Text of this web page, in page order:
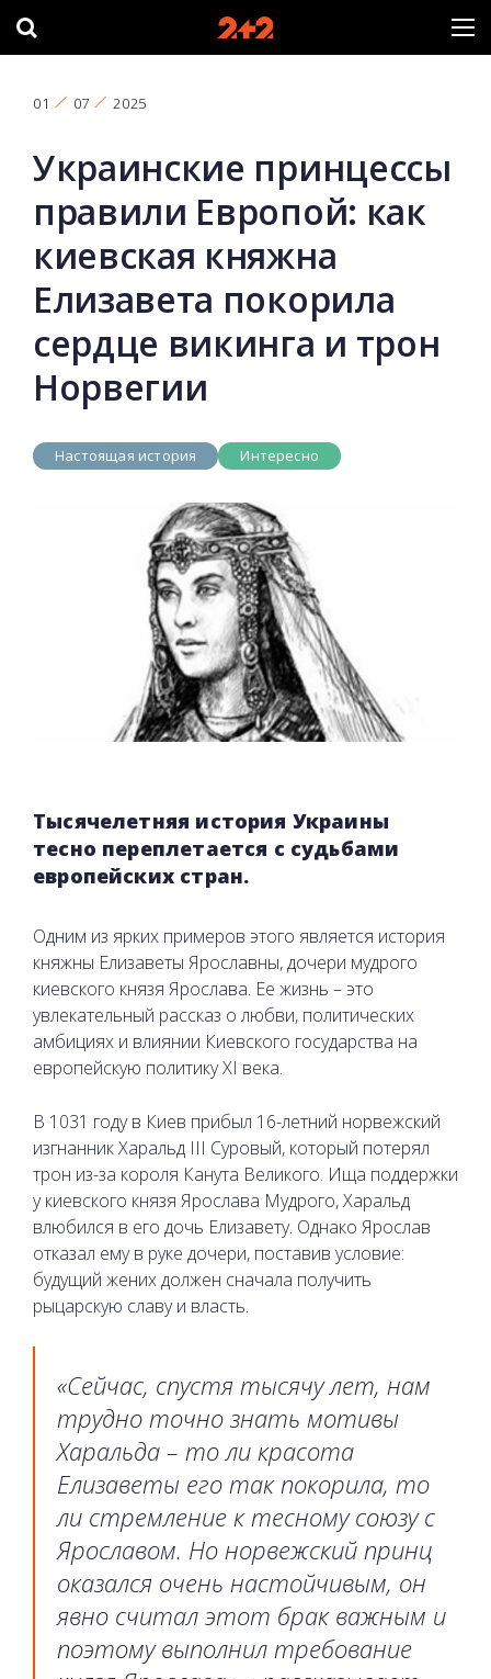
01 07 2025
Украинские принцессы
правили Европой: как
киевская княжна
Елизавета покорила
сердце викинга и трон
Норвегии
Настоящая история Интересно
Тысячелетняя история Украины
тесно переплетается с судьбами
европейских стран.
Одним из ярких примеров этого является история
княжны Елизаветы Ярославны, дочери мудрого
киевского князя Ярослава. Ее жизнь – это
увлекательный рассказ о любви, политических
амбициях и влиянии Киевского государства на
европейскую политику XI века.
В 1031 году в Киев прибыл 16-летний норвежский
изгнанник Харальд III Суровый, который потерял
трон из-за короля Канута Великого. Ища поддержки
у киевского князя Ярослава Мудрого, Харальд
влюбился в его дочь Елизавету. Однако Ярослав
отказал ему в руке дочери, поставив условие:
будущий жених должен сначала получить
рыцарскую славу и власть.
«Сейчас, спустя тысячу лет, нам
трудно точно знать мотивы
Харальда – то ли красота
Елизаветы его так покорила, то
ли стремление к тесному союзу с
Ярославом. Но норвежский принц
оказался очень настойчивым, он
явно считал этот брак важным и
поэтому выполнил требование